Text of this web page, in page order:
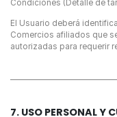
Condiciones (Detalle de
El Usuario deberá
Comercios afiliados que
autorizadas para requerir
7. USO PERSONAL Y